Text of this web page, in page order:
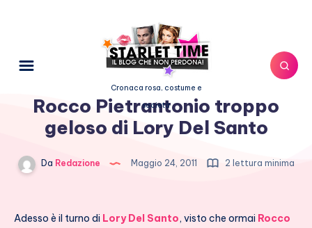
Cronaca rosa, costume e
società
Rocco Pietrantonio troppo
geloso di Lory Del Santo
Da Redazione Maggio 24, 2011 2 lettura minima
Adesso è il turno di Lory Del Santo, visto che ormai Rocco